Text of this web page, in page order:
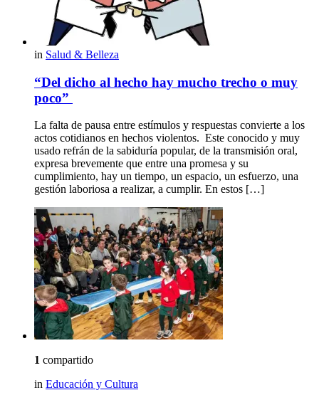
in Salud & Belleza
“Del dicho al hecho hay mucho trecho o muy
poco”
La falta de pausa entre estímulos y respuestas convierte a los
actos cotidianos en hechos violentos. Este conocido y muy
usado refrán de la sabiduría popular, de la transmisión oral,
expresa brevemente que entre una promesa y su
cumplimiento, hay un tiempo, un espacio, un esfuerzo, una
gestión laboriosa a realizar, a cumplir. En estos […]
1 compartido
in Educación y Cultura